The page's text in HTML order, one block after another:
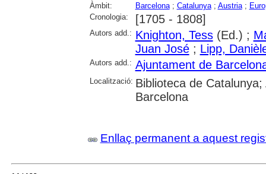
Àmbit: Barcelona; Catalunya; Austria;
Cronologia:
[1705 - 1808]
Autors add.: Knighton, Tess(Ed.) ;
Juan José; Lipp,
Autors add.: Ajuntament de
Localització: Biblioteca de
Barcelona
Enllaç permanent a aquest